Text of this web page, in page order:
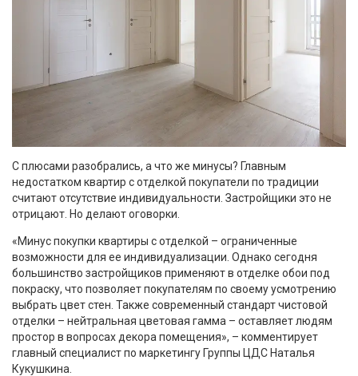
С плюсами разобрались, а что же минусы? Главным
недостатком квартир с отделкой покупатели по традиции
считают отсутствие индивидуальности. Застройщики это не
отрицают. Но делают оговорки.
«Минус покупки квартиры с отделкой – ограниченные
возможности для ее индивидуализации. Однако сегодня
большинство застройщиков применяют в отделке обои под
покраску, что позволяет покупателям по своему усмотрению
выбрать цвет стен. Также современный стандарт чистовой
отделки – нейтральная цветовая гамма – оставляет людям
простор в вопросах декора помещения», – комментирует
главный специалист по маркетингу Группы ЦДС Наталья
Кукушкина.